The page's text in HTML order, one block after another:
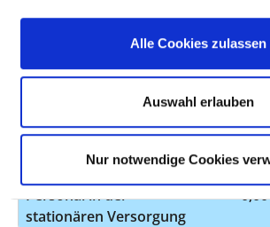
Alle Cookies zulassen
Auswahl erlauben
Nur notwendige Cookies
Personal mit direktem
Beschäftigungsverhältnis
0,00
Personal ohne direktes
Beschäftigungsverhältnis
0,00
Personal in der
ambulanten Versorgung
0,00
Personal in der
stationären Versorgung
0,00